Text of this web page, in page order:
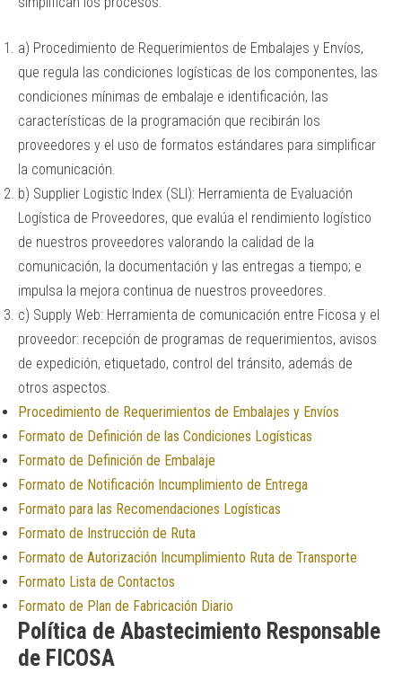
a) Procedimiento de Requerimientos de Embalajes y Envíos,
que regula las condiciones logísticas de los componentes, las
condiciones mínimas de embalaje e identificación, las
características de la programación que recibirán los
proveedores y el uso de formatos estándares para simplificar
la comunicación.
b) Supplier Logistic Index (SLI): Herramienta de Evaluación
Logística de Proveedores, que evalúa el rendimiento logístico
de nuestros proveedores valorando la calidad de la
comunicación, la documentación y las entregas a tiempo; e
impulsa la mejora continua de nuestros proveedores.
c) Supply Web: Herramienta de comunicación entre Ficosa y el
proveedor: recepción de programas de requerimientos, avisos
de expedición, etiquetado, control del tránsito, además de
otros aspectos.
Procedimiento de Requerimientos de Embalajes y Envíos
Formato de Definición de las Condiciones Logísticas
Formato de Definición de Embalaje
Formato de Notificación Incumplimiento de Entrega
Formato para las Recomendaciones Logísticas
Formato de Instrucción de Ruta
Formato de Autorización Incumplimiento Ruta de Transporte
Formato Lista de Contactos
Formato de Plan de Fabricación Diario
Política de Abastecimiento Responsable
de FICOSA